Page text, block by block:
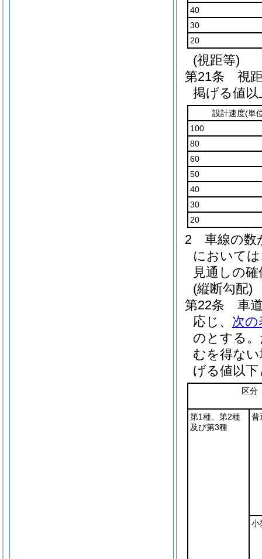
40
30
20
(視距等)
第21条
視
掲げる値
設計速度(単
100
80
60
50
40
30
20
2
車線の数
において
見通しの
(縦断勾配)
第22条
車
応じ、 次の
のとする。
むを得な
げる値以
区分
第1種、第2種
及び第3種
普
小